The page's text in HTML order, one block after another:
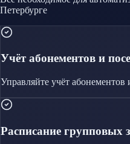
Петербурге
Учёт абонементов и
Управляйте учёт
Расписание групповых